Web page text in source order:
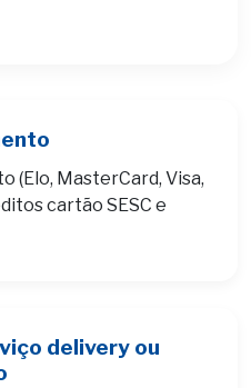
(Elo, MasterCard, Visa,
cartão SESC e
delivery ou